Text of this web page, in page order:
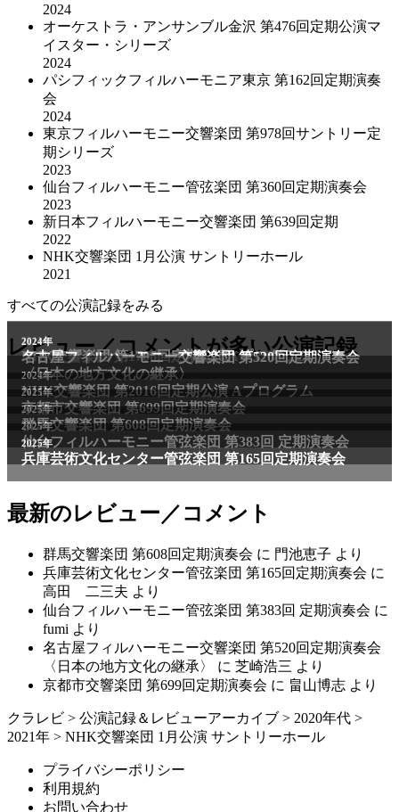
2024
オーケストラ・アンサンブル金沢 第476回定期公演マ
イスター・シリーズ
2024
パシフィックフィルハーモニア東京 第162回定期演奏
会
2024
東京フィルハーモニー交響楽団 第978回サントリー定
期シリーズ
2023
仙台フィルハーモニー管弦楽団 第360回定期演奏会
2023
新日本フィルハーモニー交響楽団 第639回定期
2022
NHK交響楽団 1⽉公演 サントリーホール
2021
すべての公演記録をみる
レビュー／コメントが多い公演記録
2011年
NHK交響楽団 第1706回定期公演Aプログラム
2024年
名古屋フィルハーモニー交響楽団 第520回定期演奏会
〈日本の地方文化の継承〉
2024年
NHK交響楽団 第2016回定期公演 Aプログラム
2025年
京都市交響楽団 第699回定期演奏会
2025年
群馬交響楽団 第608回定期演奏会
2025年
仙台フィルハーモニー管弦楽団 第383回 定期演奏会
2025年
兵庫芸術文化センター管弦楽団 第165回定期演奏会
最新のレビュー／コメント
群馬交響楽団 第608回定期演奏会 に 門池恵子 より
兵庫芸術文化センター管弦楽団 第165回定期演奏会 に
高田 二三夫 より
仙台フィルハーモニー管弦楽団 第383回 定期演奏会 に
fumi より
名古屋フィルハーモニー交響楽団 第520回定期演奏会
〈日本の地方文化の継承〉
に 芝崎浩三 より
京都市交響楽団 第699回定期演奏会 に 畠山博志 より
クラレビ > 公演記録＆レビューアーカイブ > 2020年代 >
2021年 > NHK交響楽団 1⽉公演 サントリーホール
プライバシーポリシー
利用規約
お問い合わせ